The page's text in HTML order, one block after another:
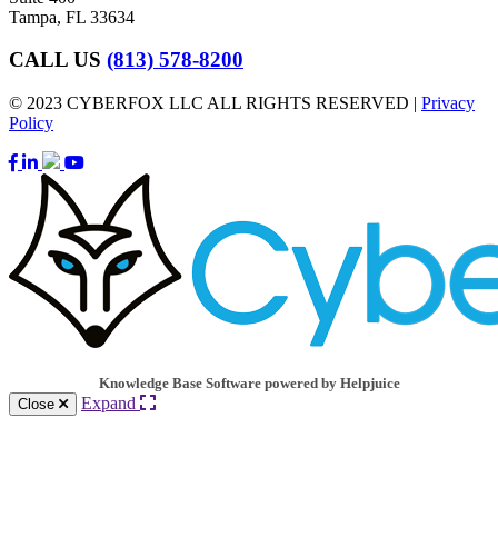
Tampa, FL 33634
CALL US (813) 578-8200
© 2023 CYBERFOX LLC ALL RIGHTS RESERVED | Privacy
Policy
Knowledge Base Software powered by Helpjuice
Close
Expand